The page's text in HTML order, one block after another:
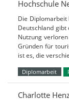
Hochschule
Die
Deutschland
Nutzung
Gründen für
ist es, die
Diplomarbeit
Charlotte